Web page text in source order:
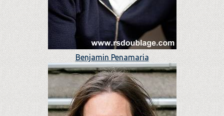
Benjamin Penamaria